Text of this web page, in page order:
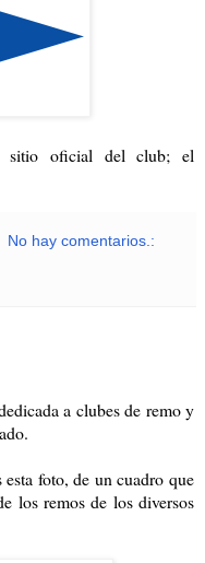
sitio oficial del club; el
No hay comentarios.:
a clubes de remo y
foto, de un cuadro que
los remos de los diversos